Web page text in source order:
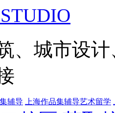
、城市设
辅导 上海作品集辅导艺术留学